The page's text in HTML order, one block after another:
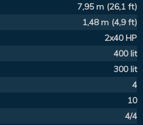
7,95 m (26,1 ft)
1,48 m (4,9 ft)
2x40 HP
400 lit
300 lit
4
10
4/4